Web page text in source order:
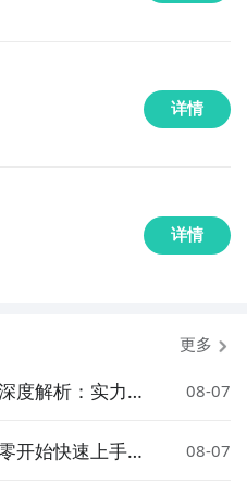
太空悠悠测试的时间都会
拟器图文安装教程就为
载这个模拟器
，一起在电
详情
详情
更多
度解析：实力、
08-07
开始快速上手的
08-07